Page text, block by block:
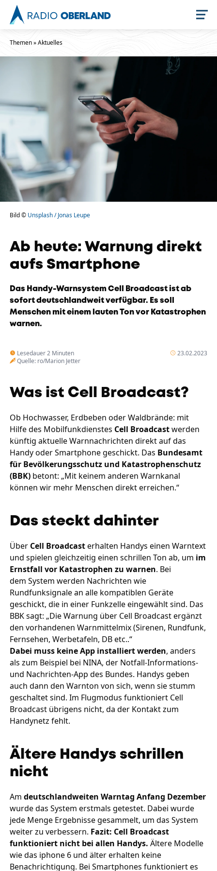
Newsreader
Stellenangebote
Wandern
Amphibienschutz
Team
Service
Newsletter
Handwerker
Themen»Aktuelles
Bild © Unsplash / Jonas Leupe
Ab heute: Warnung direkt
aufs Smartphone
Das Handy-Warnsystem Cell Broadcast ist ab
sofort deutschlandweit verfügbar. Es soll
Menschen mit einem lauten Ton vor Katastrophen
warnen.
Lesedauer 2 Minuten
Quelle: ro/Marion Jetter
23.02.2023
Was ist Cell Broadcast?
Ob Hochwasser, Erdbeben oder Waldbrände: mit
Hilfe des Mobilfunkdienstes Cell Broadcastwerden
künftig aktuelle Warnnachrichten direkt auf das
Handy oder Smartphone geschickt. Das Bundesamt
für Bevölkerungsschutz und Katastrophenschutz
(BBK) betont: „Mit keinem anderen Warnkanal
können wir mehr Menschen direkt erreichen.“
Das steckt dahinter
Über Cell Broadcasterhalten Handys einen Warntext
und spielen gleichzeitig einen schrillen Ton ab, um im
Ernstfall vor Katastrophen zu warnen. Bei
dem System werden Nachrichten wie
Rundfunksignale an alle kompatiblen Geräte
geschickt, die in einer Funkzelle eingewählt sind. Das
BBK sagt: „Die Warnung über Cell Broadcast ergänzt
den vorhandenen Warnmittelmix (Sirenen, Rundfunk,
Fernsehen, Werbetafeln, DB etc..“
Dabei muss keine App installiert werden, anders
als zum Beispiel bei NINA, der Notfall-Informations-
und Nachrichten-App des Bundes. Handys geben
auch dann den Warnton von sich, wenn sie stumm
geschaltet sind. Im Flugmodus funktioniert Cell
Broadcast übrigens nicht, da der Kontakt zum
Handynetz fehlt.
Ältere Handys schrillen
nicht
Am deutschlandweiten Warntag Anfang Dezember
wurde das System erstmals getestet. Dabei wurde
jede Menge Ergebnisse gesammelt, um das System
weiter zu verbessern. Fazit: Cell Broadcast
funktioniert nicht bei allen Handys. Ältere Modelle
wie das iphone 6 und älter erhalten keine
Benachrichtigung. Bei Smartphones funktioniert es